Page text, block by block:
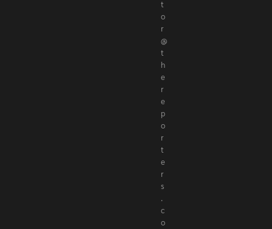
d
i
t
o
r
@
t
h
e
r
e
p
o
r
t
e
r
s
.